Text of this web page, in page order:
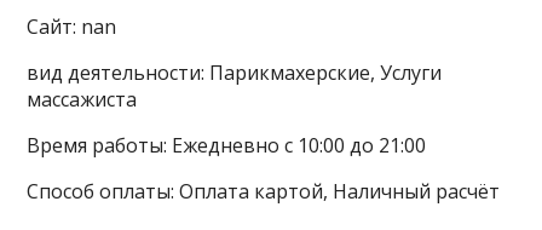
Сайт: nan
вид деятельности: Парикмахерские, Услуги
массажиста
Время работы: Ежедневно с 10:00 до 21:00
Способ оплаты: Оплата картой, Наличный расчёт